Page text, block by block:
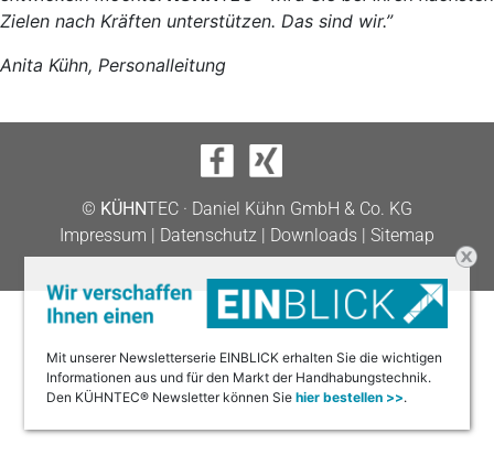
Mit unserer Newsletterserie EINBLICK erhalten Sie die wichtigen
Informationen aus und für den Markt der Handhabungstechnik.
Den KÜHNTEC® Newsletter können Siehier bestellen >>.
Zielen nach Kräften unterstützen. Das sind wir.”
Anita Kühn, Personalleitung
© KÜHNTEC · Daniel Kühn GmbH & Co. KG
Impressum | Datenschutz | Downloads | Sitemap